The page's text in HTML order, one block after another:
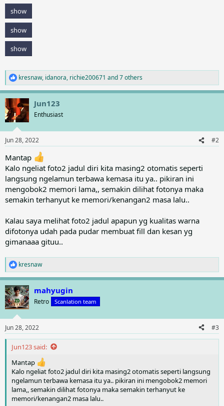
show
show
show
R
e
a
c
t
i
s
kresnaw, idanora, richie200671 and 7 others
Jun123
Enthusiast
Jun 28, 2022 #2
Mantap
Kalo ngeliat foto2 jadul diri kita masing2 otomatis seperti
langsung ngelamun terbawa kemasa itu ya.. pikiran ini
mengobok2 memori lama,, semakin dilihat fotonya maka
semakin terhanyut ke memori/kenangan2 masa lalu..
Kalau saya melihat foto2 jadul apapun yg kualitas warna
difotonya udah pada pudar membuat fill dan kesan yg
gimanaaa gituu..
R
e
a
c
t
i
s
:
kresnaw
mahyugin
Retro Scanlation team
Jun 28, 2022 #3
Jun123 said:
Mantap
Kalo ngeliat foto2 jadul diri kita masing2 otomatis seperti langsung
ngelamun terbawa kemasa itu ya.. pikiran ini mengobok2 memori
lama,, semakin dilihat fotonya maka semakin terhanyut ke
memori/kenangan2 masa lalu..